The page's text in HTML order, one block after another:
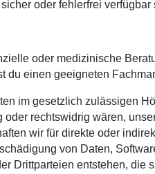
oder fehlerfrei verfügbar
oder medizinische
du einen geeigneten
im gesetzlich zulässigen
rechtswidrig wären,
wir für direkte oder
von Daten,
Drittparteien entstehen, die